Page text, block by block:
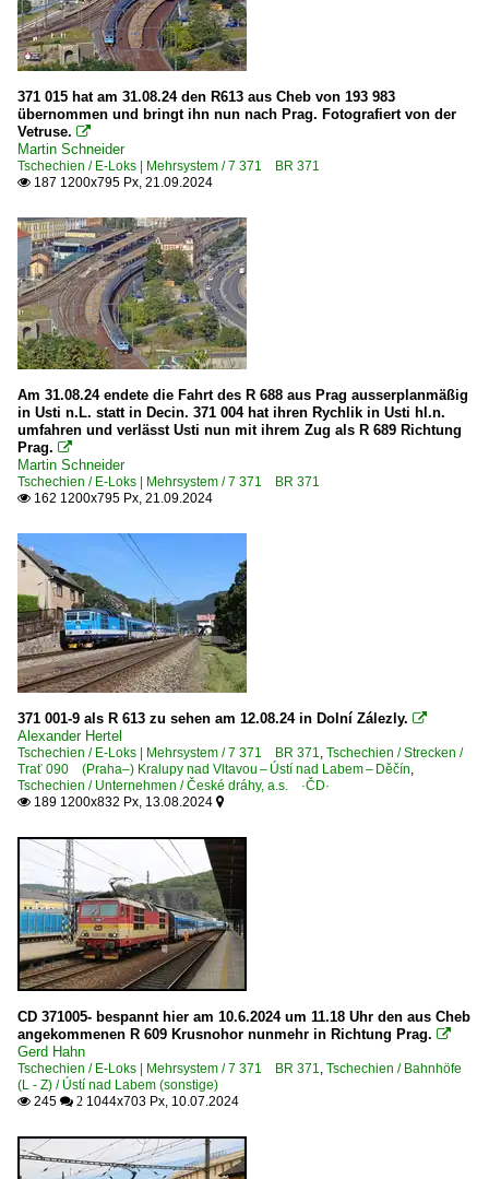
510 Dresden – Zwickau – Werdau Bogendreieck
Unternehmen | historisch
MRCE Dispolok GmbH, München ·DISPO· bis 10.2023
Tschechien
Děčín (sonstige)
Děčín hl.n. (Tetschen-Bodenbach Hbf.)
Kralupy nad Vltavou
Bahnhöfe (L - Z)
Praha hl.n. (Prag Hbf)
Praha (Prag, sonstige Bahnhöfe)
Ústí nad Labem (sonstige)
Ústí nad Labem hl.n.
Dieselloks
2 753 BR 753 · T 478.3 'Brejovci' Private
E-Loks | Gleichstrom
7 151 BR 151 · E 499.2 ·65Em·
E-Loks | Mehrsystem
7 362 BR 362 · ES 499.1
7 372 BR 372
Elektrotriebzüge | Gleichstrom
1 471 BR 471 · 971 ·Skoda 16Ev· CityElefant
Museen und Ausstellungen
Muzeum Českých drah v Lužné u Rakovníka - ČD
Personenwagen
Eurofimawagen UIC-Z-Wagen
Regional- und Fernzüge
InterJet-Züge
371 015 hat am 31.08.24 den R613 aus Cheb von 193 983
übernommen und bringt ihn nun nach Prag. Fotografiert von der
Vetruse. 
Martin Schneider
Tschechien / E-Loks | Mehrsystem / 7 371 BR 371
 187 1200x795 Px, 21.09.2024
Am 31.08.24 endete die Fahrt des R 688 aus Prag ausserplanmäßig
in Usti n.L. statt in Decin. 371 004 hat ihren Rychlik in Usti hl.n.
umfahren und verlässt Usti nun mit ihrem Zug als R 689 Richtung
Prag. 
Martin Schneider
Tschechien / E-Loks | Mehrsystem / 7 371 BR 371
 162 1200x795 Px, 21.09.2024
371 001-9 als R 613 zu sehen am 12.08.24 in Dolní Zálezly. 
Alexander Hertel
Tschechien / E-Loks | Mehrsystem / 7 371 BR 371, Tschechien / Strecken /
Trať 090 (Praha–) Kralupy nad Vltavou – Ústí nad Labem – Děčín,
Tschechien / Unternehmen / České dráhy, a.s. ·ČD·
 189 1200x832 Px, 13.08.2024 
CD 371005- bespannt hier am 10.6.2024 um 11.18 Uhr den aus Cheb
angekommenen R 609 Krusnohor nunmehr in Richtung Prag. 
Gerd Hahn
Tschechien / E-Loks | Mehrsystem / 7 371 BR 371, Tschechien / Bahnhöfe
(L - Z) / Ústí nad Labem (sonstige)
 245  2 1044x703 Px, 10.07.2024